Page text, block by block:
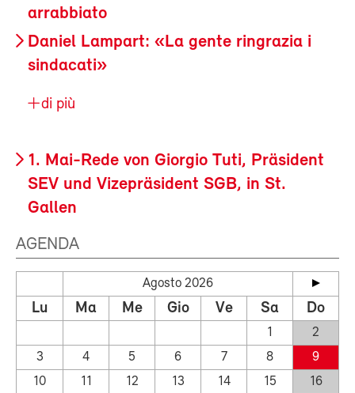
arrabbiato
Daniel Lampart: «La gente ringrazia i
sindacati»
di più
1. Mai-Rede von Giorgio Tuti, Präsident
SEV und Vizepräsident SGB, in St.
Gallen
AGENDA
Agosto 2026
Lu Ma Me Gio Ve Sa Do
1
2
3
4 5 6 7 8
9
10
11 12 13 14 15
16